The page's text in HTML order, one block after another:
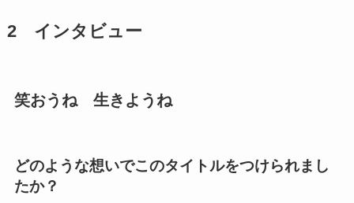
2 インタビュー
笑おうね 生きようね
どのような想いでこのタイトルをつけられまし
たか？